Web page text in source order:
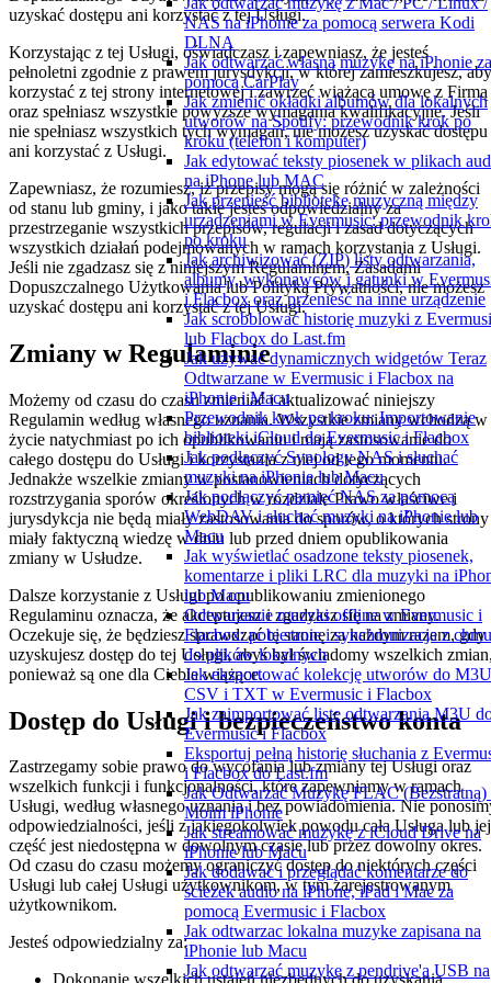
NAS na iPhonie za pomocą serwera Kodi
DLNA
Jak odtwarzać własną muzykę na iPhonie za
pomocą CarPlay
Jak zmienić okładki albumów dla lokalnych
utworów na Spotify: przewodnik krok po
kroku (telefon i komputer)
Jak edytować teksty piosenek w plikach
na iPhone lub MAC
Jak przenieść bibliotekę muzyczną między
urządzeniami w Evermusic: przewodnik
po kroku
Jak archiwizować (ZIP) listy odtwarzania,
albumy, wykonawców i gatunki w
i Flacbox oraz przenieść na inne urządzenie
Jak scrobblować historię muzyki z
lub Flacbox do Last.fm
Jak używać dynamicznych widgetów Teraz
Odtwarzane w Evermusic i Flacbox na
iPhonie i Macu
Przewodnik krok po kroku: Importowanie
biblioteki iCloud do Evermusic i Flacbox
Jak podłączyć Synology NAS i słuchać
muzyki na iPhonie lub Macu
Jak podłączyć pamięć NAS za pomocą
WebDAV i słuchać muzyki na iPhonie lub
Macu
Jak wyświetlać osadzone teksty piosenek,
komentarze i pliki LRC dla muzyki na
lub Macu
Odtwarzanie muzyki offline w Evermusic i
Flacbox: pobieranie i synchronizacja z
do plików lokalnych
Jak eksportować kolekcję utworów do
CSV i TXT w Evermusic i Flacbox
Jak zaimportować listę odtwarzania M3U
Evermusic i Flacbox
Eksportuj pełną historię słuchania z
i Flacbox do Last.fm
Jak Odtwarzać Muzykę FLAC (Bezstratną)
Moim iPhonie
Jak streamować muzykę z iCloud Drive na
iPhonie lub Macu
Jak dodawać i przeglądać komentarze do
ścieżek audio na iPhone, iPad i Mac za
pomocą Evermusic i Flacbox
Jak odtwarzac lokalna muzyke zapisana na
iPhonie lub Macu
Jak odtwarzać muzykę z pendrive'a USB na
uzyskać dostępu ani korzystać z tej Usługi.
Korzystając z tej Usługi, oświadczasz i zapewniasz, że jesteś
pełnoletni zgodnie z prawem jurysdykcji, w której zamieszkujesz, aby
korzystać z tej strony internetowej i zawrzeć wiążącą umowę z Firmą
oraz spełniasz wszystkie powyższe wymagania kwalifikacyjne. Jeśli
nie spełniasz wszystkich tych wymagań, nie możesz uzyskać dostępu
ani korzystać z Usługi.
Zapewniasz, że rozumiesz, iż przepisy mogą się różnić w zależności
od stanu lub gminy, i jako takie jesteś odpowiedzialny za
przestrzeganie wszystkich przepisów, regulacji i zasad dotyczących
wszystkich działań podejmowanych w ramach korzystania z Usługi.
Jeśli nie zgadzasz się z niniejszym Regulaminem, Zasadami
Dopuszczalnego Użytkowania lub Polityką Prywatności, nie możesz
uzyskać dostępu ani korzystać z tej Usługi.
Zmiany w Regulaminie
Możemy od czasu do czasu zmieniać i aktualizować niniejszy
Regulamin według własnego uznania. Wszystkie zmiany wchodzą w
życie natychmiast po ich opublikowaniu i mają zastosowanie do
całego dostępu do Usługi i korzystania z niej od tego momentu.
Jednakże wszelkie zmiany w postanowieniach dotyczących
rozstrzygania sporów określonych w rozdziale Prawo właściwe i
jurysdykcja nie będą miały zastosowania do sporów, o których strony
miały faktyczną wiedzę w dniu lub przed dniem opublikowania
zmiany w Usłudze.
Dalsze korzystanie z Usługi po opublikowaniu zmienionego
Regulaminu oznacza, że akceptujesz i zgadzasz się na zmiany.
Oczekuje się, że będziesz sprawdzać tę stronę za każdym razem, gdy
uzyskujesz dostęp do tej Usługi, abyś był świadomy wszelkich
ponieważ są one dla Ciebie wiążące.
Dostęp do Usługi i bezpieczeństwo konta
Zastrzegamy sobie prawo do wycofania lub zmiany tej Usługi oraz
wszelkich funkcji i funkcjonalności, które zapewniamy w ramach
Usługi, według własnego uznania i bez powiadomienia. Nie
odpowiedzialności, jeśli z jakiegokolwiek powodu cała Usługa lub jej
część jest niedostępna w dowolnym czasie lub przez dowolny okres.
Od czasu do czasu możemy ograniczyć dostęp do niektórych części
Usługi lub całej Usługi użytkownikom, w tym zarejestrowanym
użytkownikom.
Jesteś odpowiedzialny za: